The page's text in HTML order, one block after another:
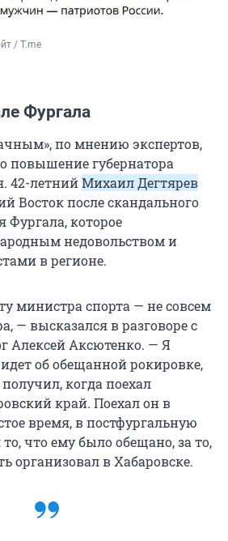
/ T.me
Фургала
по мнению экспертов,
повышение губернатора
42-летнийМихаил Дегтярев
Восток после скандального
Фургала, которое
недовольством и
в регионе.
министра спорта — не совсем
— высказался в разговоре с
Алексей Аксютенко. — Я
об обещанной рокировке,
когда поехал
край. Поехал он в
время, в постфургальную
что ему было обещано, за то,
организовал в Хабаровске.